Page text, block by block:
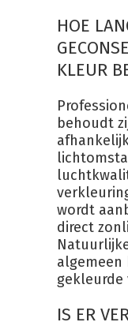
HOE
KLEUR
behoudt
wordt
direct
gekleurde
IS ER